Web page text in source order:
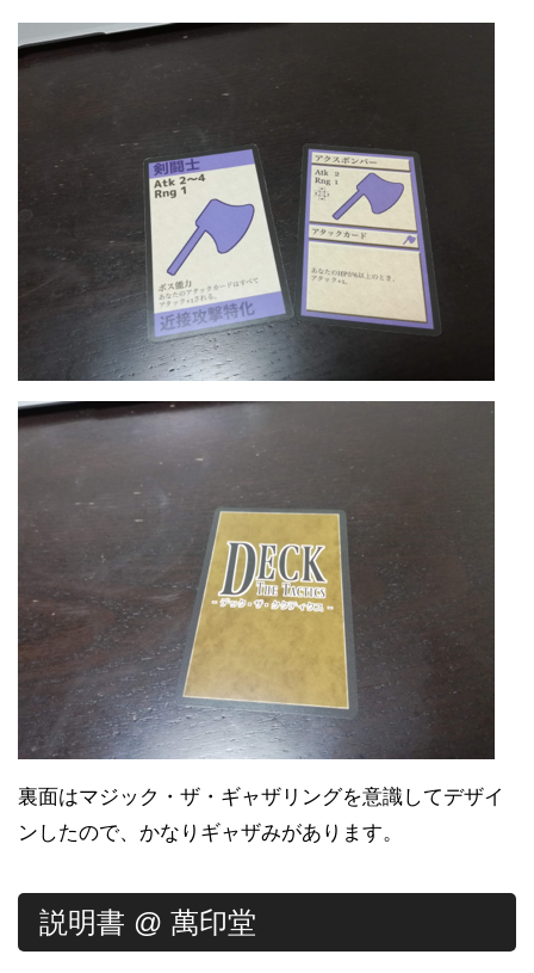
裏面はマジック・ザ・ギャザリングを意識してデザイ
ンしたので、かなりギャザみがあります。
説明書 @ 萬印堂